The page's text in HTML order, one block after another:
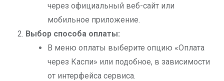
через официальный веб-сайт или
мобильное приложение.
Выбор способа оплаты:
В меню оплаты выберите опцию «Оплата
через Каспи» или подобное, в зависимости
от интерфейса сервиса.